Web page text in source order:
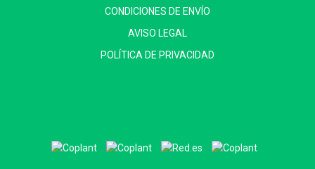
CONDICIONES DE ENVÍO
AVISO LEGAL
POLÍTICA DE PRIVACIDAD